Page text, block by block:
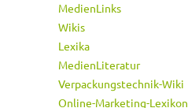
MedienLinks
Wikis
Lexika
MedienLiteratur
Verpackungstechnik-Wiki
Online-Marketing-Lexikon